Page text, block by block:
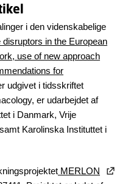
i den videnskabelige
in the European
use of new approach
for
udgivet i tidsskriftet
er udarbejdet af
i Danmark, Vrije
Karolinska Instituttet i
MERLON